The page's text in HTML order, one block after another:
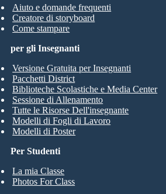
Aiuto e domande frequenti
Creatore di storyboard
Come stampare
Per Studenti
La mia Classe
Photos For Class
per gli Insegnanti
Versione Gratuita per Insegnanti
Pacchetti District
Biblioteche Scolastiche e Media Center
Sessione di Allenamento
Tutte le Risorse Dell'insegnante
Modelli di Fogli di Lavoro
Modelli di Poster